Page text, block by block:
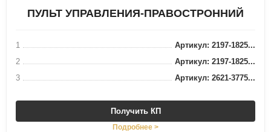
ПУЛЬТ УПРАВЛЕНИЯ-ПРАВОСТРОННИЙ
1
Артикул: 2197-1825...
2
Артикул: 2197-1825...
3
Артикул: 2621-3775...
Получить КП
Подробнее >